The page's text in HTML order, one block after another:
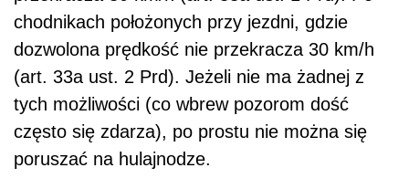
chodnikach położonych przy jezdni, gdzie
dozwolona prędkość nie przekracza 30 km/h
(art. 33a ust. 2 Prd). Jeżeli nie ma żadnej z
tych możliwości (co wbrew pozorom dość
często się zdarza), po prostu nie można się
poruszać na hulajnodze.